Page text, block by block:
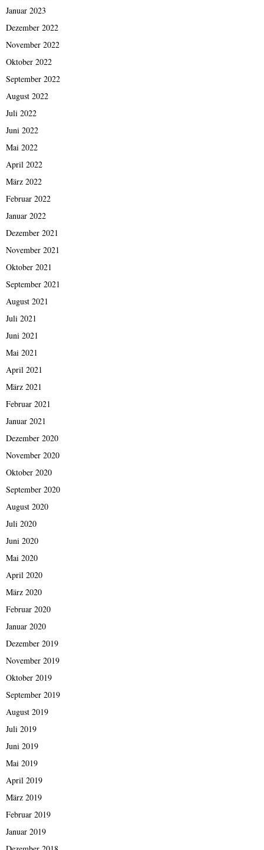
Januar 2023
Dezember 2022
November 2022
Oktober 2022
September 2022
August 2022
Juli 2022
Juni 2022
Mai 2022
April 2022
März 2022
Februar 2022
Januar 2022
Dezember 2021
November 2021
Oktober 2021
September 2021
August 2021
Juli 2021
Juni 2021
Mai 2021
April 2021
März 2021
Februar 2021
Januar 2021
Dezember 2020
November 2020
Oktober 2020
September 2020
August 2020
Juli 2020
Juni 2020
Mai 2020
April 2020
März 2020
Februar 2020
Januar 2020
Dezember 2019
November 2019
Oktober 2019
September 2019
August 2019
Juli 2019
Juni 2019
Mai 2019
April 2019
März 2019
Februar 2019
Januar 2019